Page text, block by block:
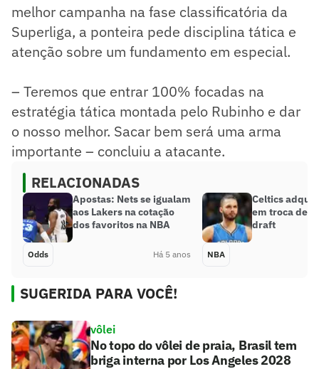
melhor campanha na fase classificatória da
Superliga, a ponteira pede disciplina tática e
atenção sobre um fundamento em especial.
– Teremos que entrar 100% focadas na
estratégia tática montada pelo Rubinho e dar
o nosso melhor. Sacar bem será uma arma
importante – concluiu a atacante.
RELACIONADAS
Apostas: Nets se igualam
aos Lakers na cotação
dos favoritos na NBA
Odds Há 5 anos
Celtics
em troca de
draft
NBA
SUGERIDA PARA VOCÊ!
vôlei
No topo do vôlei de praia, Brasil tem
briga interna por Los Angeles 2028